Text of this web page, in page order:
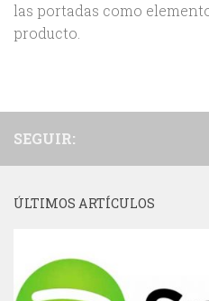
las portadas como
producto.
SEGUIR:
ÚLTIMOS ARTÍCULOS